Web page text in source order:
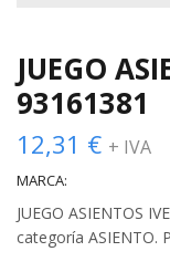
JUEGO
93161381
12,31 € + IVA
MARCA:
JUEGO ASIENTOS
categoría ASIENTO.